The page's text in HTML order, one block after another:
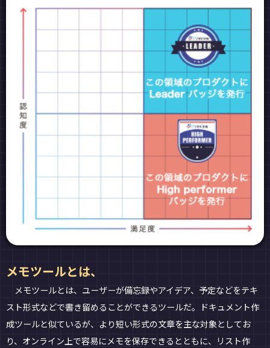
メモツールとは、
メモツールとは、ユーザーが備忘録やアイデア、予定などをテキ
スト形式などで書き留めることができるツールだ。ドキュメント作
成ツールと似ているが、より短い形式の文章を主な対象としてお
り、オンライン上で容易にメモを保存できるとともに、リスト作